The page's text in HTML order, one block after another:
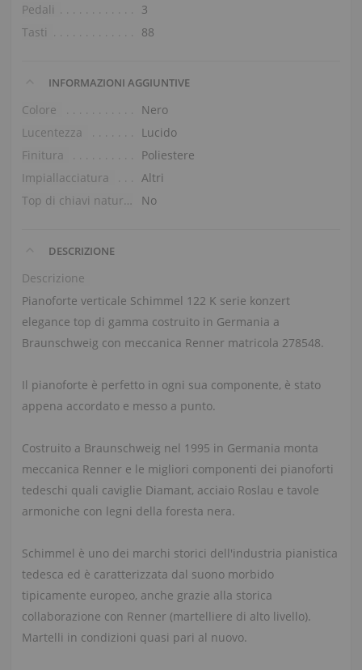
Pedali
3
Tasti
88
INFORMAZIONI AGGIUNTIVE
Colore
Nero
Lucentezza
Lucido
Finitura
Poliestere
Impiallacciatura
Altri
Top di chiavi naturali
No
DESCRIZIONE
Descrizione
Pianoforte verticale Schimmel 122 K serie konzert
elegance top di gamma costruito in Germania a
Braunschweig con meccanica Renner matricola 278548.
Il pianoforte è perfetto in ogni sua componente, è stato
appena accordato e messo a punto.
Costruito a Braunschweig nel 1995 in Germania monta
meccanica Renner e le migliori componenti dei pianoforti
tedeschi quali caviglie Diamant, acciaio Roslau e tavole
armoniche con legni della foresta nera.
Schimmel è uno dei marchi storici dell'industria pianistica
tedesca ed è caratterizzata dal suono morbido
tipicamente europeo, anche grazie alla storica
collaborazione con Renner (martelliere di alto livello).
Martelli in condizioni quasi pari al nuovo.